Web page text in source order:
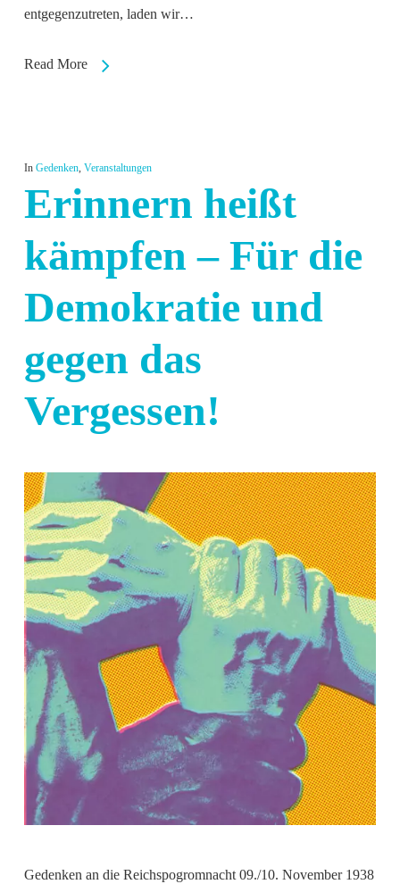
entgegenzutreten, laden wir…
Read More
In Gedenken, Veranstaltungen
Erinnern heißt
kämpfen – Für die
Demokratie und
gegen das
Vergessen!
Gedenken an die Reichspogromnacht 09./10. November 1938